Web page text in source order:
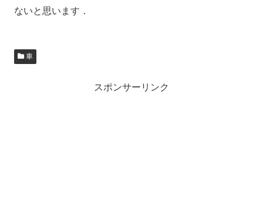
ないと思います．
車
スポンサーリンク